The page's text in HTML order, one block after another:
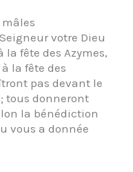
mâles
votre Dieu
fête des Azymes,
la fête des
pas devant le
tous donneront
la bénédiction
vous a donnée